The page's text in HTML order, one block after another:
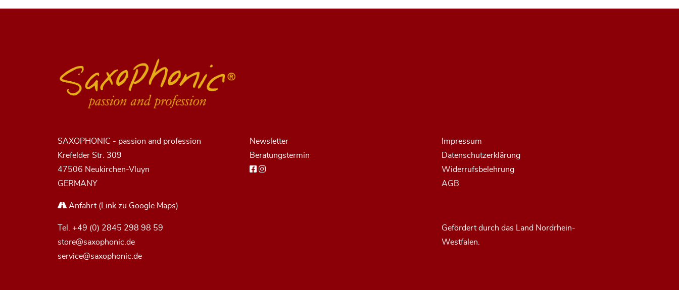
SAXOPHONIC - passion and profession
Krefelder Str. 309
47506 Neukirchen-Vluyn
GERMANY
Anfahrt(Link zu Google Maps)
Tel. +49 (0) 2845 298 98 59
store@saxophonic.de
service@saxophonic.de
Newsletter
Beratungstermin
Impressum
Datenschutzerklärung
Widerrufsbelehrung
AGB
Gefördert durch das Land Nordrhein-
Westfalen.